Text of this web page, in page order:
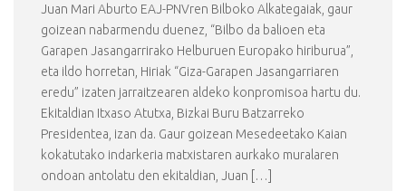
Juan Mari Aburto EAJ-PNVren Bilboko Alkategaiak, gaur
goizean nabarmendu duenez, “Bilbo da balioen eta
Garapen Jasangarrirako Helburuen Europako hiriburua”,
eta ildo horretan, Hiriak “Giza-Garapen Jasangarriaren
eredu” izaten jarraitzearen aldeko konpromisoa hartu du.
Ekitaldian Itxaso Atutxa, Bizkai Buru Batzarreko
Presidentea, izan da. Gaur goizean Mesedeetako Kaian
kokatutako indarkeria matxistaren aurkako muralaren
ondoan antolatu den ekitaldian, Juan […]